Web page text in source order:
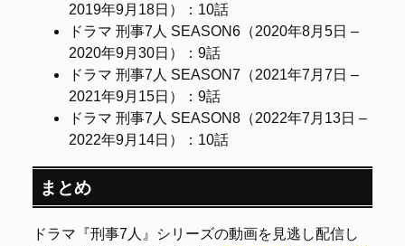
2019年9月18日）：10話
ドラマ 刑事7人 SEASON6（2020年8月5日 –
2020年9月30日）：9話
ドラマ 刑事7人 SEASON7（2021年7月7日 –
2021年9月15日）：9話
ドラマ 刑事7人 SEASON8（2022年7月13日 –
2022年9月14日）：10話
まとめ
ドラマ『刑事7人』シリーズの動画を見逃し配信し